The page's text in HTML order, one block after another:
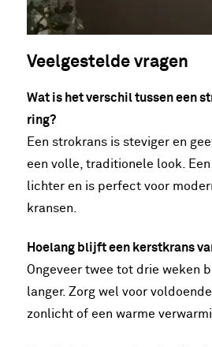
Veelgestelde vragen
Wat is het verschil tussen een
ring?
Een strokrans is steviger en
een volle, traditionele look.
lichter en is perfect voor
kransen.
Hoelang blijft een kerstkrans
Ongeveer twee tot drie weken
langer. Zorg wel voor
zonlicht of een warme